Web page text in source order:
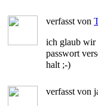
verfasst von
ich glaub wir
passwort
halt ;-)
verfasst von